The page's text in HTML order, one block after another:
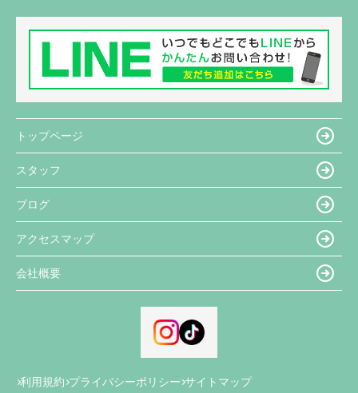
トップページ
スタッフ
ブログ
アクセスマップ
会社概要
利用規約 プライバシーポリシー サイトマップ